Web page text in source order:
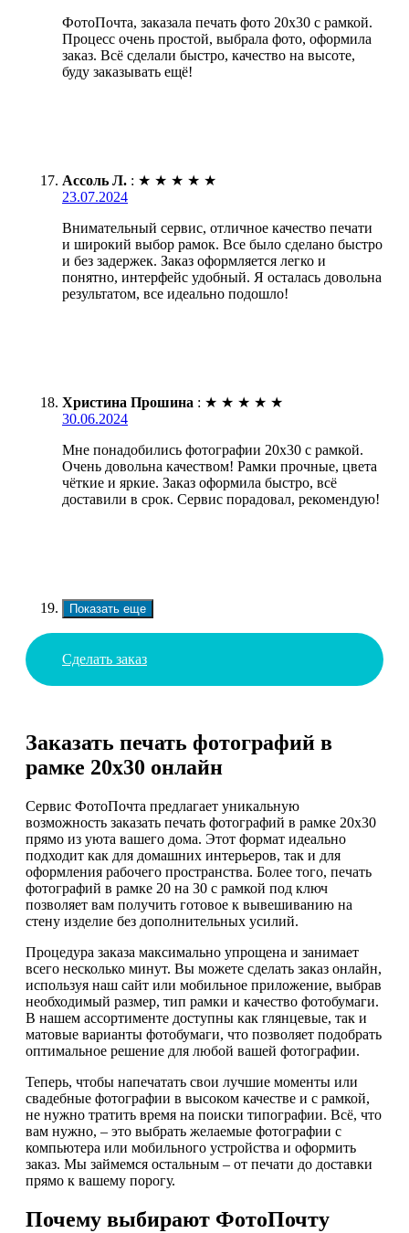
ФотоПочта, заказала печать фото 20х30 с рамкой.
Процесс очень простой, выбрала фото, оформила
заказ. Всё сделали быстро, качество на высоте,
буду заказывать ещё!
Ассоль Л. : ★ ★ ★ ★ ★
23.07.2024
Внимательный сервис, отличное качество печати
и широкий выбор рамок. Все было сделано быстро
и без задержек. Заказ оформляется легко и
понятно, интерфейс удобный. Я осталась довольна
результатом, все идеально подошло!
Христина Прошина : ★ ★ ★ ★ ★
30.06.2024
Мне понадобились фотографии 20х30 с рамкой.
Очень довольна качеством! Рамки прочные, цвета
чёткие и яркие. Заказ оформила быстро, всё
доставили в срок. Сервис порадовал, рекомендую!
Показать еще
Сделать заказ
Заказать печать фотографий в
рамке 20х30 онлайн
Сервис ФотоПочта предлагает уникальную
возможность заказать печать фотографий в рамке 20х30
прямо из уюта вашего дома. Этот формат идеально
подходит как для домашних интерьеров, так и для
оформления рабочего пространства. Более того, печать
фотографий в рамке 20 на 30 с рамкой под ключ
позволяет вам получить готовое к вывешиванию на
стену изделие без дополнительных усилий.
Процедура заказа максимально упрощена и занимает
всего несколько минут. Вы можете сделать заказ онлайн,
используя наш сайт или мобильное приложение, выбрав
необходимый размер, тип рамки и качество фотобумаги.
В нашем ассортименте доступны как глянцевые, так и
матовые варианты фотобумаги, что позволяет подобрать
оптимальное решение для любой вашей фотографии.
Теперь, чтобы напечатать свои лучшие моменты или
свадебные фотографии в высоком качестве и с рамкой,
не нужно тратить время на поиски типографии. Всё, что
вам нужно, – это выбрать желаемые фотографии с
компьютера или мобильного устройства и оформить
заказ. Мы займемся остальным – от печати до доставки
прямо к вашему порогу.
Почему выбирают ФотоПочту